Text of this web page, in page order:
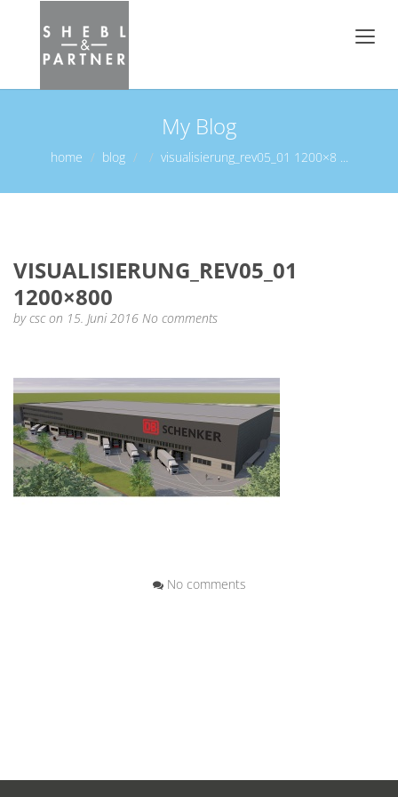
My Blog
home blog visualisierung_rev05_01 1200×8 ...
VISUALISIERUNG_REV05_01
1200×800
bycscon 15. Juni 2016 No comments
No comments